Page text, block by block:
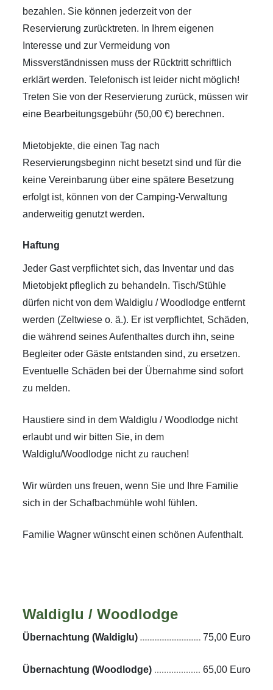
bezahlen. Sie können jederzeit von der
Reservierung zurücktreten. In Ihrem eigenen
Interesse und zur Vermeidung von
Missverständnissen muss der Rücktritt schriftlich
erklärt werden. Telefonisch ist leider nicht möglich!
Treten Sie von der Reservierung zurück, müssen wir
eine Bearbeitungsgebühr (50,00 €) berechnen.
Mietobjekte, die einen Tag nach
Reservierungsbeginn nicht besetzt sind und für die
keine Vereinbarung über eine spätere Besetzung
erfolgt ist, können von der Camping-Verwaltung
anderweitig genutzt werden.
Haftung
Jeder Gast verpflichtet sich, das Inventar und das
Mietobjekt pfleglich zu behandeln. Tisch/Stühle
dürfen nicht von dem Waldiglu / Woodlodge entfernt
werden (Zeltwiese o. ä.). Er ist verpflichtet, Schäden,
die während seines Aufenthaltes durch ihn, seine
Begleiter oder Gäste entstanden sind, zu ersetzen.
Eventuelle Schäden bei der Übernahme sind sofort
zu melden.
Haustiere sind in dem Waldiglu / Woodlodge nicht
erlaubt und wir bitten Sie, in dem
Waldiglu/Woodlodge nicht zu rauchen!
Wir würden uns freuen, wenn Sie und Ihre Familie
sich in der Schafbachmühle wohl fühlen.
Familie Wagner wünscht einen schönen Aufenthalt.
Waldiglu / Woodlodge
Übernachtung (Waldiglu) 75,00 Euro
Übernachtung (Woodlodge) 65,00 Euro